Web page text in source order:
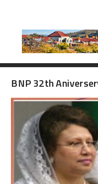
BNP 32th